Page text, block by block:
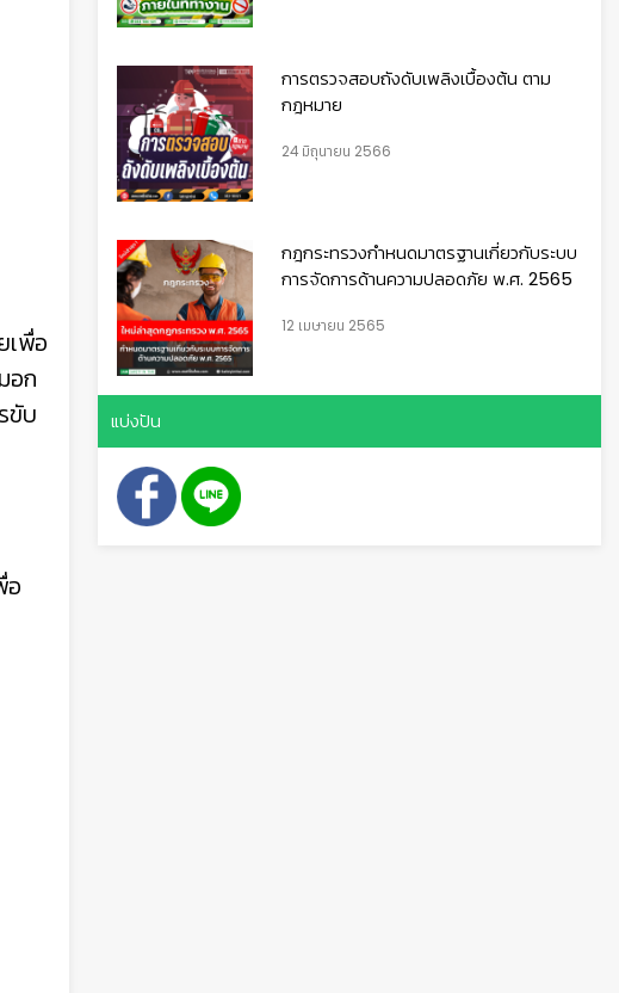
เพื่อ
อก
ขับ
อ
การตรวจสอบถังดับเพลิงเบื้องต้น ตาม
กฎหมาย
24 มิถุนายน 2566
กฎกระทรวงกำหนดมาตรฐานเกี่ยวกับระบบ
การจัดการด้านความปลอดภัย พ.ศ. 2565
12 เมษายน 2565
แบ่งปัน